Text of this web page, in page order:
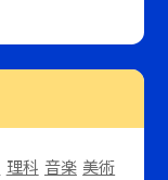
理科 音楽 美術